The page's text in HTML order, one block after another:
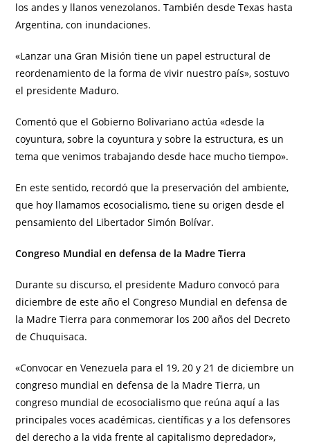
los andes y llanos venezolanos. También desde Texas hasta
Argentina, con inundaciones.
«Lanzar una Gran Misión tiene un papel estructural de
reordenamiento de la forma de vivir nuestro país», sostuvo
el presidente Maduro.
Comentó que el Gobierno Bolivariano actúa «desde la
coyuntura, sobre la coyuntura y sobre la estructura, es un
tema que venimos trabajando desde hace mucho tiempo».
En este sentido, recordó que la preservación del ambiente,
que hoy llamamos ecosocialismo, tiene su origen desde el
pensamiento del Libertador Simón Bolívar.
Congreso Mundial en defensa de la Madre Tierra
Durante su discurso, el presidente Maduro convocó para
diciembre de este año el Congreso Mundial en defensa de
la Madre Tierra para conmemorar los 200 años del Decreto
de Chuquisaca.
«Convocar en Venezuela para el 19, 20 y 21 de diciembre un
congreso mundial en defensa de la Madre Tierra, un
congreso mundial de ecosocialismo que reúna aquí a las
principales voces académicas, científicas y a los defensores
del derecho a la vida frente al capitalismo depredador»,